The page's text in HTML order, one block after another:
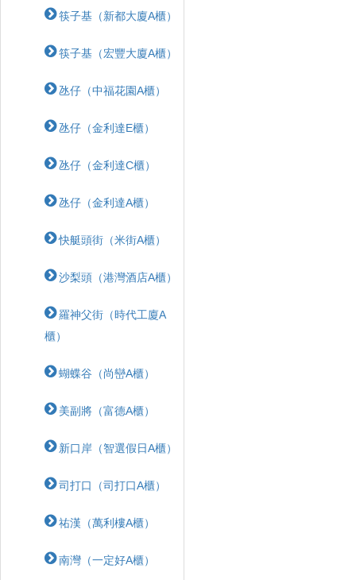
筷子基（新都大廈A櫃）
筷子基（宏豐大廈A櫃）
氹仔（中福花園A櫃）
氹仔（金利達E櫃）
氹仔（金利達C櫃）
氹仔（金利達A櫃）
快艇頭街（米街A櫃）
沙梨頭（港灣酒店A櫃）
羅神父街（時代工廈A
櫃）
蝴蝶⾕（尚巒A櫃）
美副將（富德A櫃）
新口岸（智選假日A櫃）
司打口（司打口A櫃）
祐漢（萬利樓A櫃）
南灣（一定好A櫃）